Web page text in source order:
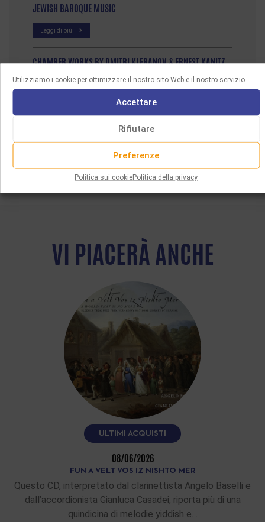
Utilizziamo i cookie per ottimizzare il nostro sito Web e il nostro servizio.
Accettare
Rifiutare
Preferenze
Politica sui cookiePolitica della privacy
JEWISH BAROQUE MUSIC
Leggi di più
CHAMBER WORKS BY DMITRI KLEBANOV & ERNEST KANITZ
Leggi di più
VI PIACERÀ ANCHE
ULTIMI ACQUISTI
08/06/2026
FUN A VELT VOS IZ NISHTO MER
Questo CD, interpretato dal clarinettista Angelo Baselli e
dall’accordionista Gianluca Casadei, riporta più di una
quindicina di melodie yiddish e…